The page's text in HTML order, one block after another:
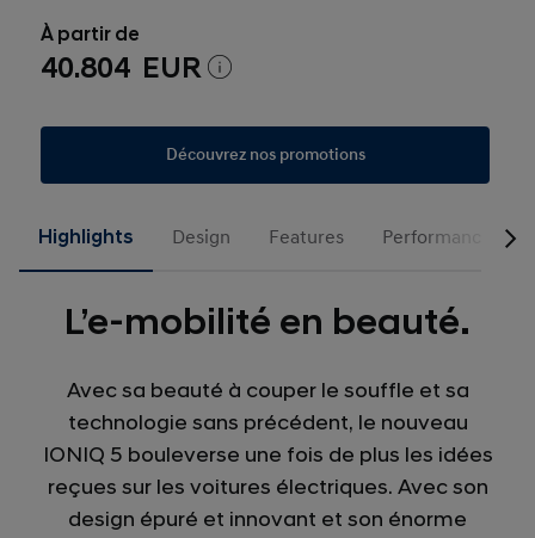
À partir de
40.804 EUR
Découvrez nos promotions
Highlights Design Features Performances
L’e-mobilité en beauté.
Avec sa beauté à couper le souffle et sa
technologie sans précédent, le nouveau
IONIQ 5 bouleverse une fois de plus les idées
reçues sur les voitures électriques. Avec son
design épuré et innovant et son énorme